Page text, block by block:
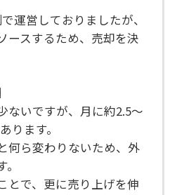
運営しておりましたが、
ースするため、売却を決
ないですが、月に約2.5～
ります。
何ら変わりないため、外
とで、更に売り上げを伸